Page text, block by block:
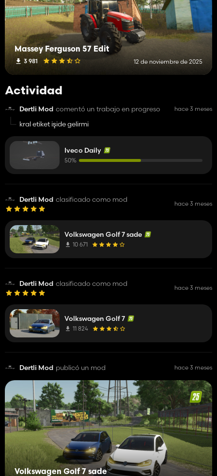
Massey Ferguson 57 Edit
3 981 12 de noviembre de 2025
Actividad
Dertli Mod comentó un trabajo en progreso hace 3 meses
kral etiket işide gelirmi
Iveco Daily
50%
Dertli Mod clasificado como mod hace 3 meses
Volkswagen Golf 7 sade
10 671
Dertli Mod clasificado como mod hace 3 meses
Volkswagen Golf 7
11 824
Dertli Mod publicó un mod hace 3 meses
Volkswagen Golf 7 sade